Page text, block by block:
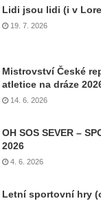
Lidi jsou lidi (i v
19. 7. 2026
Mistrovství České
atletice na dráze
14. 6. 2026
OH SOS SEVER –
2026
4. 6. 2026
Letní sportovní hry